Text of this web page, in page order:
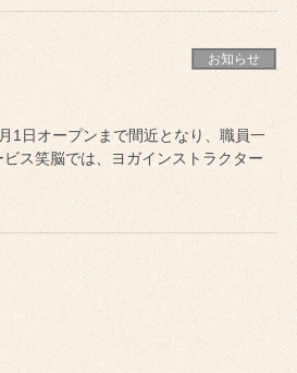
お知らせ
1日オープンまで間近となり、職員一
ス笑脳では、ヨガインストラクター